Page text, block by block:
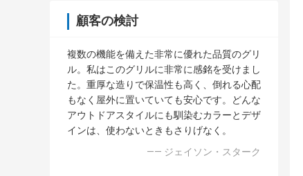
顧客の検討
複数の機能を備えた非常に優れた品質のグリ
ル。私はこのグリルに非常に感銘を受けまし
た。重厚な造りで保温性も高く、倒れる心配
もなく屋外に置いていても安心です。どんな
アウトドアスタイルにも馴染むカラーとデザ
インは、使わないときもさりげなく。
—— ジェイソン・スターク